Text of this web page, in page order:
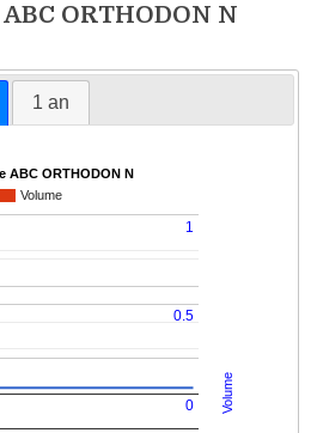
ORTHODON N
1 an